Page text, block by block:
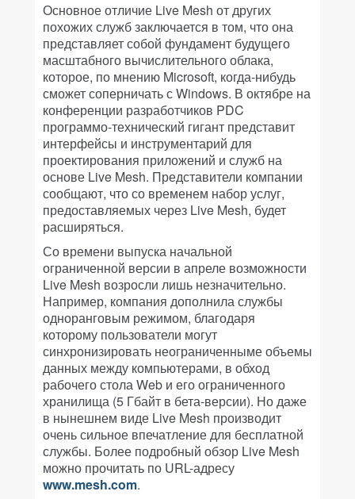
Основное отличие Live Mesh от других
похожих служб заключается в том, что она
представляет собой фундамент будущего
масштабного вычислительного облака,
которое, по мнению Microsoft, когда-нибудь
сможет соперничать с Windows. В октябре на
конференции разработчиков PDC
программо-технический гигант представит
интерфейсы и инструментарий для
проектирования приложений и служб на
основе Live Mesh. Представители компании
сообщают, что со временем набор услуг,
предоставляемых через Live Mesh, будет
расширяться.
Со времени выпуска начальной
ограниченной версии в апреле возможности
Live Mesh возросли лишь незначительно.
Например, компания дополнила службы
одноранговым режимом, благодаря
которому пользователи могут
синхронизировать неограниченныме объемы
данных между компьютерами, в обход
рабочего стола Web и его ограниченного
хранилища (5 Гбайт в бета-версии). Но даже
в нынешнем виде Live Mesh производит
очень сильное впечатление для бесплатной
службы. Более подробный обзор Live Mesh
можно прочитать по URL-адресу
www.mesh.com.